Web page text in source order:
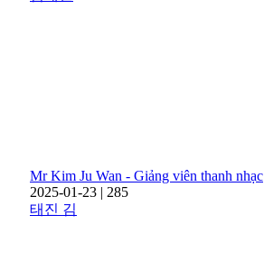
Mr Kim Ju Wan - Giảng viên thanh nhạc
2025-01-23 | 285
태진 김